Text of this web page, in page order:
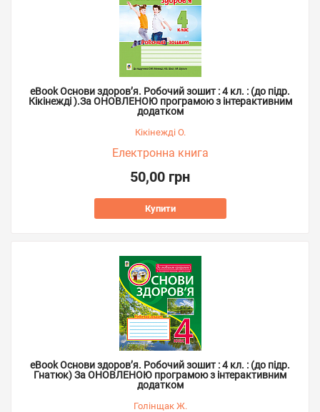
eBook Основи здоров’я. Робочий зошит : 4 кл. : (до підр.
Кікінежді ).За ОНОВЛЕНОЮ програмою з інтерактивним
додатком
Кікінежді О.
Електронна книга
50,00 грн
Купити
eBook Основи здоров’я. Робочий зошит : 4 кл. : (до підр.
Гнатюк) За ОНОВЛЕНОЮ програмою з інтерактивним
додатком
Голінщак Ж.